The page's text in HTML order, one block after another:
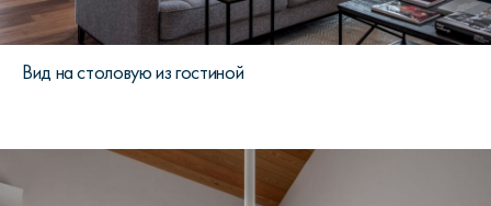
Вид на столовую из гостиной